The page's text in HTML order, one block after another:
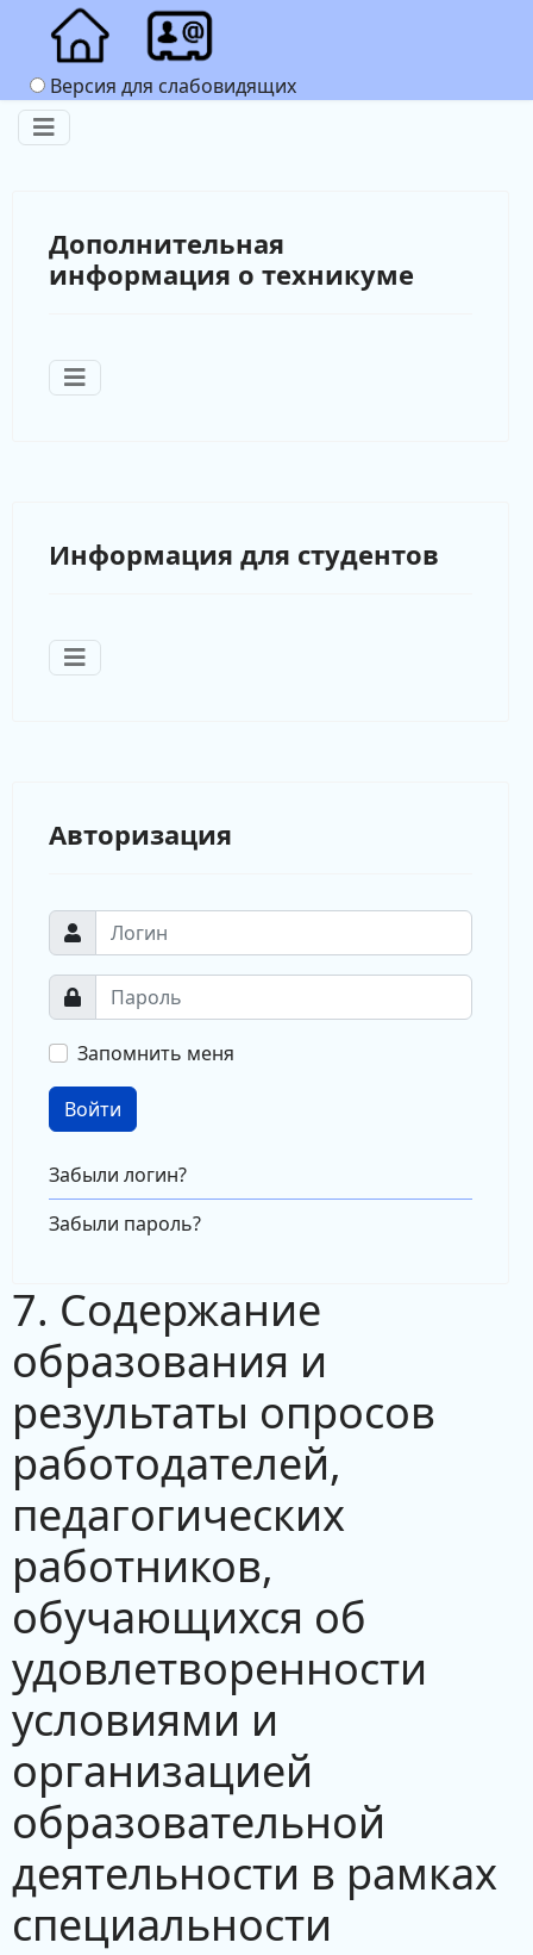
Версия для слабовидящих
Дополнительная
информация о техникуме
Информация для студентов
Авторизация
Запомнить меня
Войти
Забыли логин?
Забыли пароль?
7. Содержание
образования и
результаты опросов
работодателей,
педагогических
работников,
обучающихся об
удовлетворенности
условиями и
организацией
образовательной
деятельности в рамках
специальности